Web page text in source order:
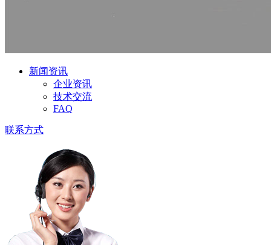
新闻资讯
企业资讯
技术交流
FAQ
联系方式